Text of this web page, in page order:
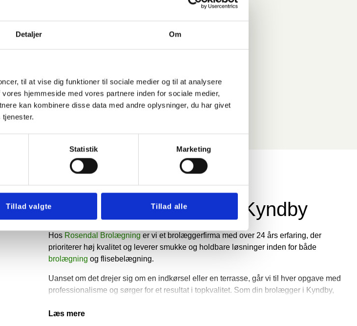
Detaljer Om
til at vise dig funktioner til sociale medier og til at analysere
hjemmeside med vores partnere inden for sociale medier,
kan kombinere disse data med andre oplysninger, du har givet
Statistik Marketing
Tillad valgte Tillad alle
en drøm, om at få et flot hegn rundt om din grund? Så står
Rosendal Brolægning ApS klar til at hjælpe dig. Vi tilbyder
andet raftehegn og bræddehegn.
Din lokale brolægger i Kyndby
Hos Rosendal Brolægning er vi et brolæggerfirma med over 24 års erfaring, der
prioriterer høj kvalitet og leverer smukke og holdbare løsninger inden for både
brolægning og flisebelægning.
Uanset om det drejer sig om en indkørsel eller en terrasse, går vi til hver opgave med
professionalisme og sørger for et resultat i topkvalitet. Som din brolægger i Kyndby,
service, så du står tilbage med et smil, når vi afslutter arbejdet og leverer det resultat,
Læs mere